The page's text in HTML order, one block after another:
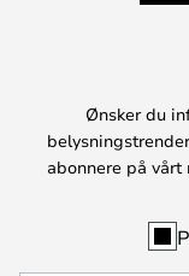
Ønsker du
abonnere på vårt